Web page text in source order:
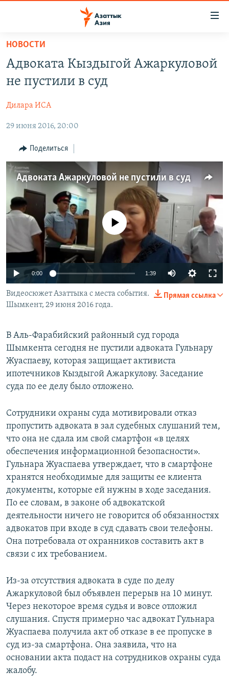
Вернуться
основному
содержанию
Вернутся
навигации
Вернутся
поиску
УЗБЕКИСТАН
ТАДЖИКИСТАН
НОВОСТИ
ВОЙНА В УКРАИНЕ
НА ДРУГИХ ЯЗЫКАХ
ҚАЗАҚША
КЫРГЫЗЧА
ЎЗБЕКЧА
ТОҶИКӢ
TÜRKMENÇE
Все сайты РСЕ/РС
НОВОСТИ
Адвоката Кыздыгой Ажаркуловой
не пустили в суд
Дилара ИСА
29 июня 2016, 20:00
Поделиться
Адвоката Ажаркуловой не пустили в суд
No media source currently available
0:00 1:39
Прямая ссылка
Видеосюжет Азаттыка с места события.
Шымкент, 29 июня 2016 года.
В Аль-Фарабийский районный суд города
Шымкента сегодня не пустили адвоката Гульнару
Жуаспаеву, которая защищает активиста
ипотечников Кыздыгой Ажаркулову. Заседание
суда по ее делу было отложено.
Сотрудники охраны суда мотивировали отказ
пропустить адвоката в зал судебных слушаний тем,
что она не сдала им свой смартфон «в целях
обеспечения информационной безопасности».
Гульнара Жуаспаева утверждает, что в смартфоне
хранятся необходимые для защиты ее клиента
документы, которые ей нужны в ходе заседания.
По ее словам, в законе об адвокатской
деятельности ничего не говорится об обязанностях
адвокатов при входе в суд сдавать свои телефоны.
Она потребовала от охранников составить акт в
связи с их требованием.
Из-за отсутствия адвоката в суде по делу
Ажаркуловой был объявлен перерыв на 10 минут.
Через некоторое время судья и вовсе отложил
слушания. Спустя примерно час адвокат Гульнара
Жуаспаева получила акт об отказе в ее пропуске в
суд из-за смартфона. Она заявила, что на
основании акта подаст на сотрудников охраны суда
жалобу.